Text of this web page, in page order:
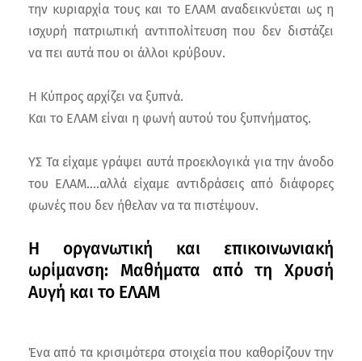
την κυριαρχία τους και το ΕΛΑΜ αναδεικνύεται ως η
ισχυρή πατριωτική αντιπολίτευση που δεν διστάζει
να πει αυτά που οι άλλοι κρύβουν.
Η Κύπρος αρχίζει να ξυπνά.
Και το ΕΛΑΜ είναι η φωνή αυτού του ξυπνήματος.
ΥΣ Τα είχαμε γράψει αυτά προεκλογικά για την άνοδο
του ΕΛΑΜ....αλλά είχαμε αντιδράσεις από διάφορες
φωνές που δεν ήθελαν να τα πιστέψουν.
Η οργανωτική και επικοινωνιακή
ωρίμανση: Μαθήματα από τη Χρυσή
Αυγή και το ΕΛΑΜ
Ένα από τα κρισιμότερα στοιχεία που καθορίζουν την